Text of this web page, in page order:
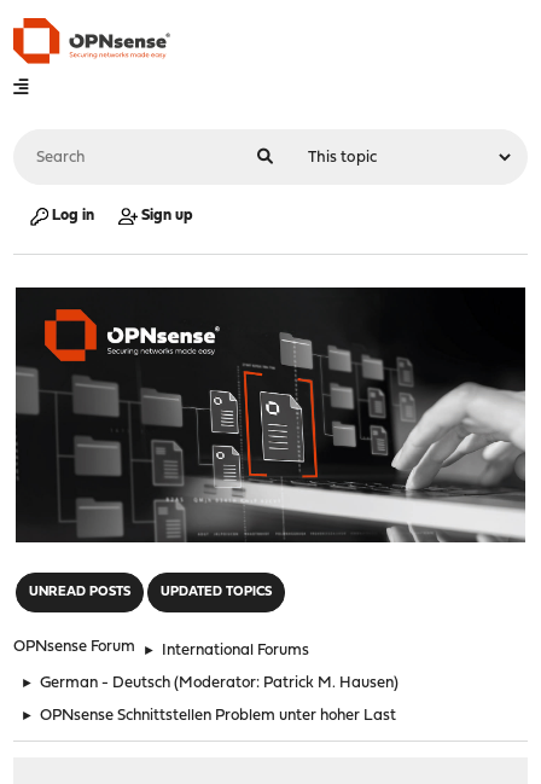
Log in Sign up
UNREAD POSTS UPDATED TOPICS
OPNsense Forum ► International Forums
► German - Deutsch (Moderator: Patrick M. Hausen)
► OPNsense Schnittstellen Problem unter hoher Last